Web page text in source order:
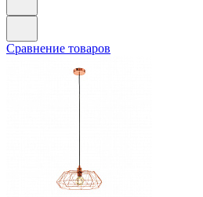
Сравнение товаров